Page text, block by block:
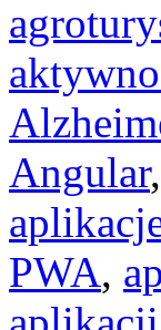
Angular,
PWA,